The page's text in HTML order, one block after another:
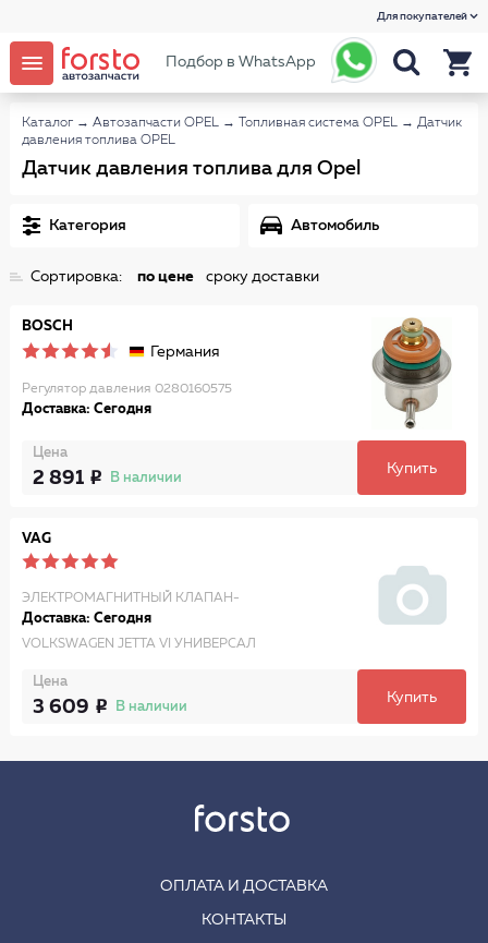
Для покупателей
Подбор в WhatsApp
Каталог → Автозапчасти OPEL → Топливная система OPEL → Датчик
давления топлива OPEL
Датчик давления топлива для Opel
Категория Автомобиль
Сортировка: по цене сроку доставки
BOSCH
Германия
Регулятор давления 0280160575
Доставка: Сегодня
Цена
2 891 В наличии
Купить
VAG
ЭЛЕКТРОМАГНИТНЫЙ КЛАПАН-
Доставка: Сегодня
VOLKSWAGEN JETTA VI УНИВЕРСАЛ
Цена
3 609 В наличии
Купить
ОПЛАТА И ДОСТАВКА
КОНТАКТЫ